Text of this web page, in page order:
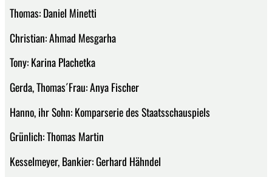
Thomas: Daniel Minetti
Christian: Ahmad Mesgarha
Tony: Karina Plachetka
Gerda, Thomas´Frau: Anya Fischer
Hanno, ihr Sohn: Komparserie des Staatsschauspiels
Grünlich: Thomas Martin
Kesselmeyer, Bankier: Gerhard Hähndel